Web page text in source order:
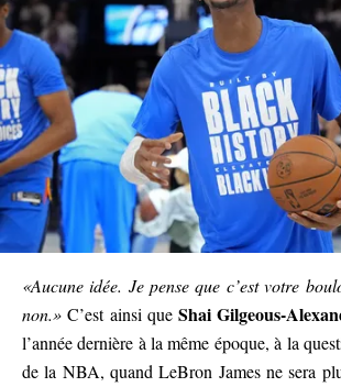
«Aucune idée. Je pense que c’est votre
non.» C’est ainsi queShai Gilgeous-
l’année dernière à la même époque, à la
de la NBA, quand LeBron James ne sera